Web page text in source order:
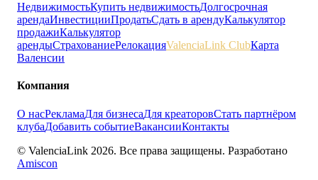
НедвижимостьКупить недвижимостьДолгосрочная
арендаИнвестицииПродатьСдать в арендуКалькулятор
продажиКалькулятор
арендыСтрахованиеРелокацияValenciaLink ClubКарта
Валенсии
Компания
О насРекламаДля бизнесаДля креаторовСтать партнёром
клубаДобавить событиеВакансииКонтакты
© ValenciaLink 2026. Все права защищены. Разработано
Amiscon